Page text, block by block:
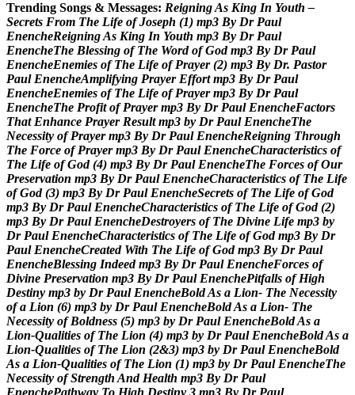
Trending Songs & Messages: ReigningAs King In Youth –
Secrets From The Life of Joseph (1) mp3 By Dr Paul
EnencheReigningAs King In Youth mp3 By Dr Paul
EnencheThe Blessing of The Word of God mp3 By Dr Paul
EnencheEnemies of The Life of Prayer (2) mp3 By Dr. Pastor
Paul EnencheAmplifying Prayer Effort mp3 By Dr Paul
EnencheEnemies of The Life of Prayer mp3 By Dr Paul
EnencheThe Profit of Prayer mp3 By Dr Paul EnencheFactors
That Enhance Prayer Result mp3 by Dr Paul EnencheThe
Necessity of Prayer mp3 By Dr Paul EnencheReigning Through
The Force of Prayer mp3 By Dr Paul EnencheCharacteristics of
The Life of God (4) mp3 By Dr Paul EnencheThe Forces of Our
Preservation mp3 By Dr Paul EnencheCharacteristics of The Life
of God (3) mp3 By Dr Paul EnencheSecrets of The Life of God
mp3 By Dr Paul EnencheCharacteristics of The Life of God (2)
mp3 By Dr Paul EnencheDestroyers of The Divine Life mp3 by
Dr Paul EnencheCharacteristics of The Life of God mp3 By Dr
Paul EnencheCreated With The Life of God mp3 By Dr Paul
EnencheBlessing Indeed mp3 By Dr Paul EnencheForces of
Divine Preservation mp3 By Dr Paul EnenchePitfalls of High
Destiny mp3 by Dr Paul EnencheBoldAs a Lion- The Necessity
of a Lion (6) mp3 by Dr Paul EnencheBoldAs a Lion- The
Necessity of Boldness (5) mp3 by Dr Paul EnencheBoldAs a
Lion-Qualities of The Lion (4) mp3 by Dr Paul EnencheBoldAs a
Lion-Qualities of The Lion (2&3) mp3 by Dr Paul EnencheBold
As a Lion-Qualities of The Lion (1) mp3 by Dr Paul EnencheThe
Necessity of Strength And Health mp3 By Dr Paul